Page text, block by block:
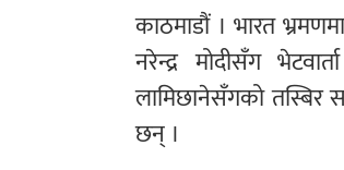
काठमाडौं । भारत भ्रमणमा
नरेन्द्र मोदीसँग
लामिछानेसँगको तस्बिर
छन् ।